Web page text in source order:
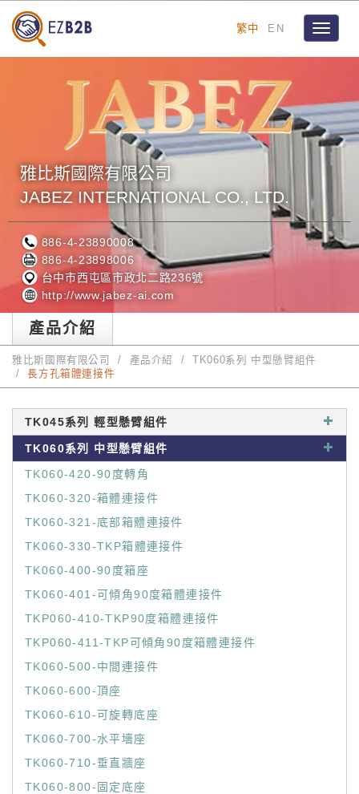
繁中 EN
Toggle
雅比斯國際有限公司
JABEZ INTERNATIONAL CO., LTD.
886-4-23890008
886-4-23898006
台中市西屯區市政北二路236號
http://www.jabez-ai.com
產品介紹
雅比斯國際有限公司 產品介紹
TK060系列 中型懸臂組件
長方孔箱體連接件
TK045系列 輕型懸臂組件
TK060系列 中型懸臂組件
TK060-420-90度轉角
TK060-320-箱體連接件
TK060-321-底部箱體連接件
TK060-330-TKP箱體連接件
TK060-400-90度箱座
TK060-401-可傾角90度箱體連接件
TKP060-410-TKP90度箱體連接件
TKP060-411-TKP可傾角90度箱體連接件
TK060-500-中間連接件
TK060-600-頂座
TK060-610-可旋轉底座
TK060-700-水平墻座
TK060-710-垂直牆座
TK060-800-固定底座